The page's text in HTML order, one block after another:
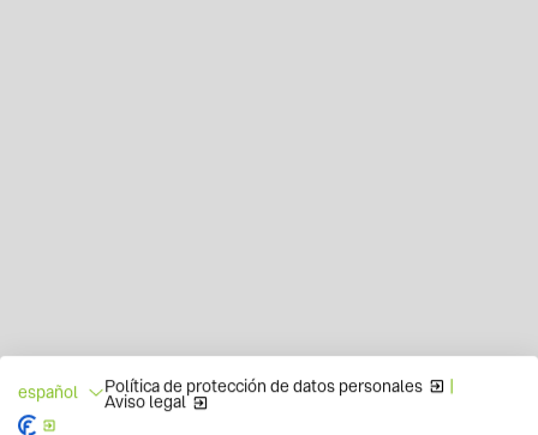
español Política de protección de datos personales |
Aviso legal